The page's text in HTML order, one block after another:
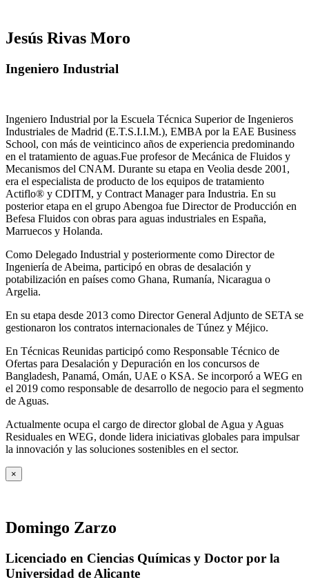
Jesús Rivas Moro
Ingeniero Industrial
Ingeniero Industrial por la Escuela Técnica Superior de Ingenieros
Industriales de Madrid (E.T.S.I.I.M.), EMBA por la EAE Business
School, con más de veinticinco años de experiencia predominando
en el tratamiento de aguas.Fue profesor de Mecánica de Fluidos y
Mecanismos del CNAM. Durante su etapa en Veolia desde 2001,
era el especialista de producto de los equipos de tratamiento
Actiflo® y CDITM, y Contract Manager para Industria. En su
posterior etapa en el grupo Abengoa fue Director de Producción en
Befesa Fluidos con obras para aguas industriales en España,
Marruecos y Holanda.
Como Delegado Industrial y posteriormente como Director de
Ingeniería de Abeima, participó en obras de desalación y
potabilización en países como Ghana, Rumanía, Nicaragua o
Argelia.
En su etapa desde 2013 como Director General Adjunto de SETA se
gestionaron los contratos internacionales de Túnez y Méjico.
En Técnicas Reunidas participó como Responsable Técnico de
Ofertas para Desalación y Depuración en los concursos de
Bangladesh, Panamá, Omán, UAE o KSA. Se incorporó a WEG en
el 2019 como responsable de desarrollo de negocio para el segmento
de Aguas.
Actualmente ocupa el cargo de director global de Agua y Aguas
Residuales en WEG, donde lidera iniciativas globales para impulsar
la innovación y las soluciones sostenibles en el sector.
×
Domingo Zarzo
Licenciado en Ciencias Químicas y Doctor por la
Universidad de Alicante